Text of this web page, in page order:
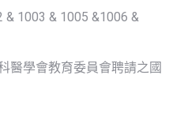
& 1003 & 1005 &1006 &
醫學會教育委員會聘請之國